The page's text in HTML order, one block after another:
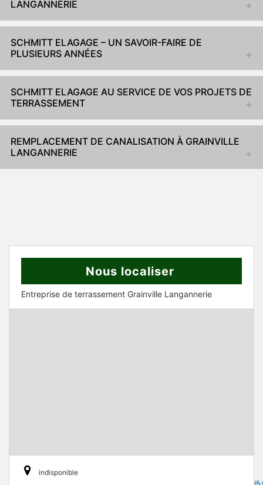
LANGANNERIE
SCHMITT ELAGAGE – UN SAVOIR-FAIRE DE
PLUSIEURS ANNÉES
SCHMITT ELAGAGE AU SERVICE DE VOS PROJETS DE
TERRASSEMENT
REMPLACEMENT DE CANALISATION À GRAINVILLE
LANGANNERIE
Nous localiser
Entreprise de terrassement Grainville Langannerie
indisponible